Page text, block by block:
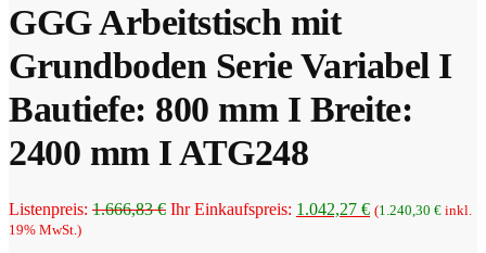
GGG Arbeitstisch mit
Grundboden Serie Variabel I
Bautiefe: 800 mm I Breite:
2400 mm I ATG248
Listenpreis: 1.666,83€ Ursprünglicher
Ihr Einkaufspreis: 1.042,27 €Aktueller
(1.240,30 € inkl.
19% MwSt.)